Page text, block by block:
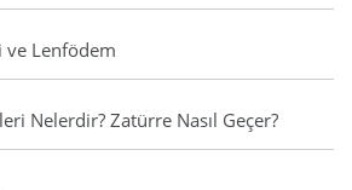
ve Lenfödem
Nelerdir? Zatürre Nasıl Geçer?